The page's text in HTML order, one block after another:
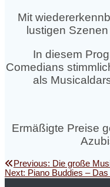
Mit
lustigen
In diesem
Comedians
als
Ermäßigte Preise
Previous: Previous
post:
Die große
Next: Next
Piano Buddies –